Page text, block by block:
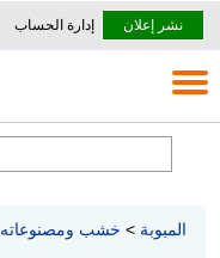
نشر إعلان إدارة الحساب
المبوبة > خشب ومصنوعاته